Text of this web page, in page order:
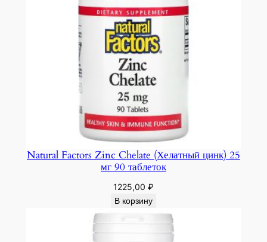
Natural Factors Zinc Chelate (Хелатный цинк) 25
мг 90 таблеток
1225,00 ₽
В корзину